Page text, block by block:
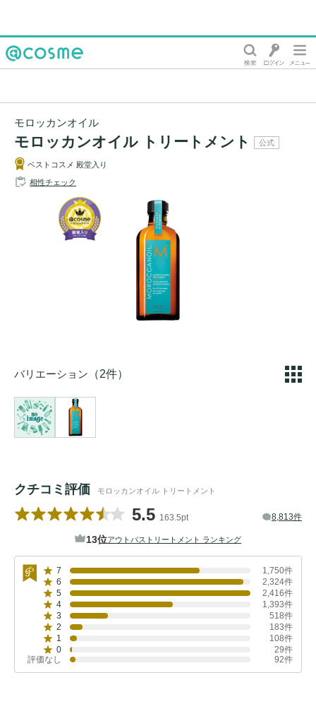
モロッカンオイル
モロッカンオイル トリートメント 公式
ベストコスメ 殿堂入り
相性チェック
バリエーション （2件）
クチコミ評価 モロッカンオイル トリートメント
5.5 163.5pt 8,813件
13位アウトバストリートメント ランキング
7
1,750件
6
2,324件
5
2,416件
4
1,393件
3
518件
2
183件
1
108件
0
29件
評価なし
92件